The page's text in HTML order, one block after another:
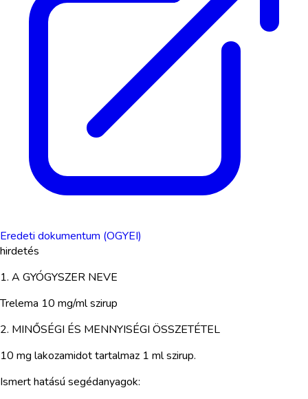
Eredeti dokumentum (OGYEI)
hirdetés
1. A GYÓGYSZER NEVE
Trelema 10 mg/ml szirup
2. MINŐSÉGI ÉS MENNYISÉGI ÖSSZETÉTEL
10 mg lakozamidot tartalmaz 1 ml szirup.
Ismert hatású segédanyagok: